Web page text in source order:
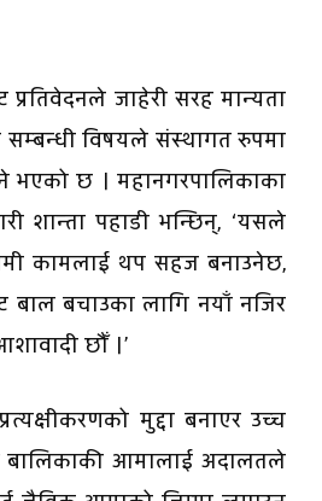
जाहेरी सरह मान्यता
विषयले संस्थागत रुपमा
भएको छ । महानगरपालिकाका
शान्ता पहाडी भन्छिन्, ‘यसले
कामलाई थप सहज बनाउनेछ,
बचाउका लागि नयाँ नजिर
छौँ ।’
मुद्दा बनाएर उच्च
आमालाई अदालतले